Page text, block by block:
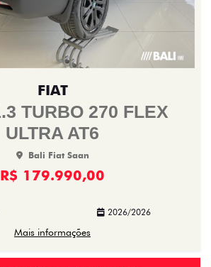
FIAT
TURBO 270 FLEX
ULTRA AT6
Bali Fiat Saan
R$ 179.990,00
2026/2026
Mais informações